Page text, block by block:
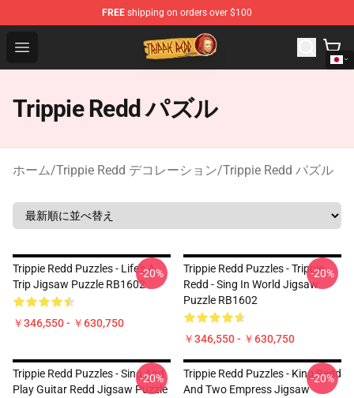
FREE shipping on orders over $100
Open menu
Trippie Redd Store - Official Trippie Redd Merchandise
Trippie Redd パズル
ホーム/Trippie Redd デコレーション/Trippie Redd パズル
Trippie Redd Puzzles - Life's A
Trip Jigsaw Puzzle RB1602
￥346,550 - ￥630,750
-20%
Trippie Redd Puzzles - Trippie
Redd - Sing In World Jigsaw
Puzzle RB1602
￥346,550 - ￥630,750
-20%
Trippie Redd Puzzles - Sing And
Play Guitar Redd Jigsaw Puzzle
-20%
Trippie Redd Puzzles - King Redd
And Two Empress Jigsaw
-20%